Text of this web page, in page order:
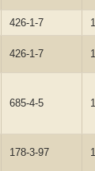
426-1-7
426-1-7
685-4-5
178-3-97